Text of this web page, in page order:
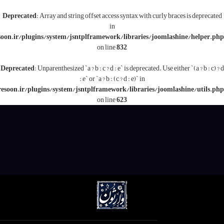
Deprecated: Array and string offset access syntax with
/www/wwwroot/varesoon.ir/plugins/system/jsntplframework/libraries/
Deprecated: Unparenthesized `a ? b : c ? d : e` is
/www/wwwroot/varesoon.ir/plugins/system/jsntplframework/